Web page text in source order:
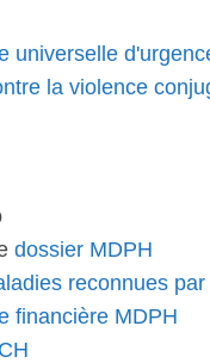
universelle
la violence
dossier MDPH
reconnues
financière MDPH